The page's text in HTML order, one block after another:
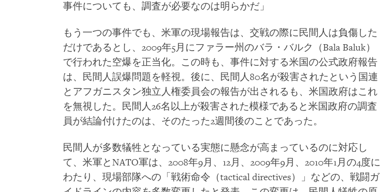
事件についても、調査が必要なのは明らかだ」
もう一つの事件でも、米軍の現場報告は、交戦の際に民間人は負傷した
だけであるとし、2009年5月にファラー州のバラ・バルク（Bala Baluk）
で行われた空爆を正当化。この時も、事件に対する米国の公式政府報告
は、民間人誤爆問題を軽視。後に、民間人80名が殺害されたという国連
とアフガニスタン独立人権委員会の報告が出されるも、米国政府はこれ
を無視した。民間人26名以上が殺害された模様であると米国政府の調査
員が結論付けたのは、そのたった2週間後のことであった。
民間人が多数犠牲となっている実態に懸念が高まっているのに対応し
て、米軍とNATO軍は、2008年9月、12月、2009年9月、2010年1月の4度に
わたり、現場部隊への「戦術命令（tactical directives）」などの、戦闘ガ